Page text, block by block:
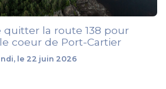
quitter la route 138 pour
coeur de Port-Cartier
le 22 juin 2026